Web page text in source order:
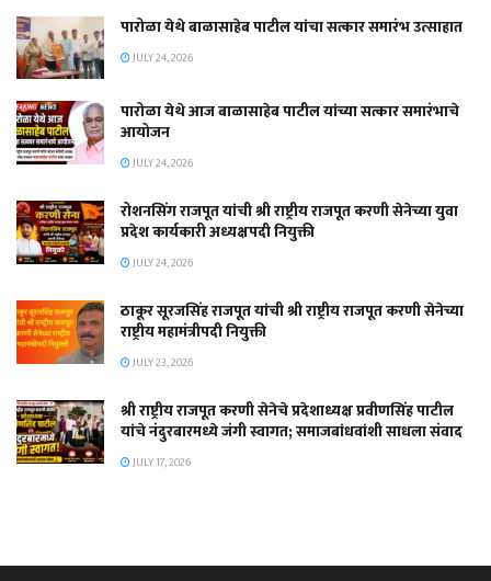
पारोळा येथे बाळासाहेब पाटील यांचा सत्कार समारंभ उत्साहात
JULY 24, 2026
पारोळा येथे आज बाळासाहेब पाटील यांच्या सत्कार समारंभाचे
आयोजन
JULY 24, 2026
रोशनसिंग राजपूत यांची श्री राष्ट्रीय राजपूत करणी सेनेच्या युवा
प्रदेश कार्यकारी अध्यक्षपदी नियुक्ती
JULY 24, 2026
ठाकूर सूरजसिंह राजपूत यांची श्री राष्ट्रीय राजपूत करणी सेनेच्या
राष्ट्रीय महामंत्रीपदी नियुक्ती
JULY 23, 2026
श्री राष्ट्रीय राजपूत करणी सेनेचे प्रदेशाध्यक्ष प्रवीणसिंह पाटील
यांचे नंदुरबारमध्ये जंगी स्वागत; समाजबांधवांशी साधला संवाद
JULY 17, 2026